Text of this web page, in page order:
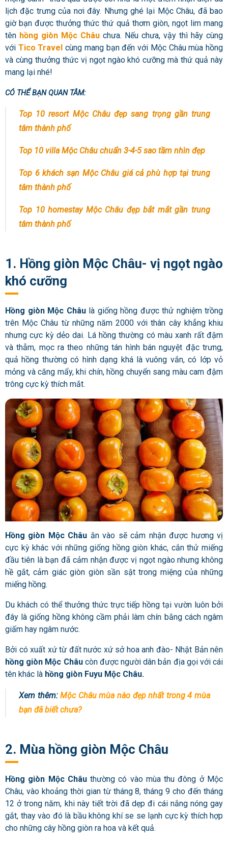
lịch đặc trưng của nơi đây. Nhưng ghé lại Mộc Châu, đã bao
giờ bạn được thưởng thức thứ quả thơm giòn, ngọt lim mang
tên hồng giòn Mộc Châu chưa. Nếu chưa, vậy thì hãy cùng
với Tico Travel cùng mang bạn đến với Mộc Châu mùa hồng
và cùng thưởng thức vị ngọt ngào khó cưỡng mà thứ quả này
mang lại nhé!
CÓ THỂ BẠN QUAN TÂM:
Top 10 resort Mộc Châu đẹp sang trọng gần trung
tâm thành phố
Top 10 villa Mộc Châu chuẩn 3-4-5 sao tầm nhìn đẹp
Top 6 khách sạn Mộc Châu giá cả phù hợp tại trung
tâm thành phố
Top 10 homestay Mộc Châu đẹp bắt mắt gần trung
tâm thành phố
1. Hồng giòn Mộc Châu- vị ngọt ngào
khó cưỡng
Hồng giòn Mộc Châulà giống hồng được thử nghiệm trồng
trên Mộc Châu từ những năm 2000 với thân cây khẳng khiu
nhưng cực kỳ dẻo dai. Lá hồng thường có màu xanh rất đậm
và thẫm, mọc ra theo những tán hình bán nguyệt đặc trưng,
quả hồng thường có hình dạng khá là vuông vắn, có lớp vỏ
mỏng và căng mẩy, khi chín, hồng chuyển sang màu cam đậm
trông cực kỳ thích mắt.
Hồng giòn Mộc Châu ăn vào sẽ cảm nhận được hương vị
cực kỳ khác với những giống hồng giòn khác, cắn thử miếng
đầu tiên là bạn đã cảm nhận được vị ngọt ngào nhưng không
hề gắt, cảm giác giòn giòn sần sật trong miệng của những
miếng hồng.
Du khách có thể thưởng thức trực tiếp hồng tại vườn luôn bởi
đây là giống hồng không cầm phải làm chín bằng cách ngâm
giấm hay ngâm nước.
Bởi có xuất xứ từ đất nước xứ sở hoa anh đào- Nhật Bản nên
hồng giòn Mộc Châu còn được người dân bản địa gọi với cái
tên khác là hồng giòn Fuyu Mộc Châu.
Xem thêm:Mộc Châu mùa nào đẹp nhất trong 4 mùa
bạn đã biết chưa?
2. Mùa hồng giòn Mộc Châu
Hồng giòn Mộc Châuthường có vào mùa thu đông ở Mộc
Châu, vào khoảng thời gian từ tháng 8, tháng 9 cho đến tháng
12 ở trong năm, khi này tiết trời đã dẹp đi cái nắng nóng gay
gắt, thay vào đó là bầu không khí se se lạnh cực kỳ thích hợp
cho những cây hồng giòn ra hoa và kết quả.